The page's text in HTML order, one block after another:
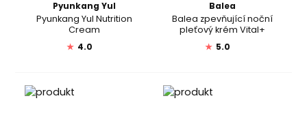
Pyunkang Yul
Pyunkang Yul Nutrition
Cream
★ 4.0
Balea
Balea zpevňující noční
pleťový krém Vital+
★ 5.0